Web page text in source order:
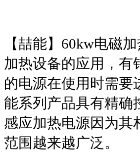
【喆能】 60kw电磁
加热设备的应用，有
的电源在使用时需要
能系列产品具有精确
感应加热电源因为其
范围越来越广泛。